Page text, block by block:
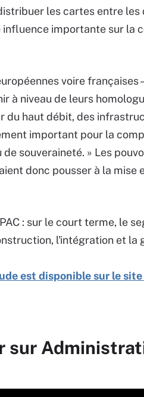
les cartes entre les
importante sur la
voire françaises
à niveau de leurs
du haut débit, des
important pour la
souveraineté. » Les
donc pousser à la mise
: sur le court terme, le
l'intégration et la
est disponible sur le
sur